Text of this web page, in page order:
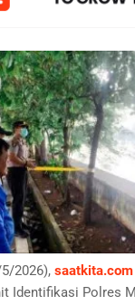
2026), saatkita.com
Identifikasi Polres